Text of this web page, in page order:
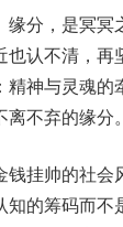
缘分，是冥
也认不清，
精神与灵魂
不弃的缘分
钱挂帅的社
知的筹码而